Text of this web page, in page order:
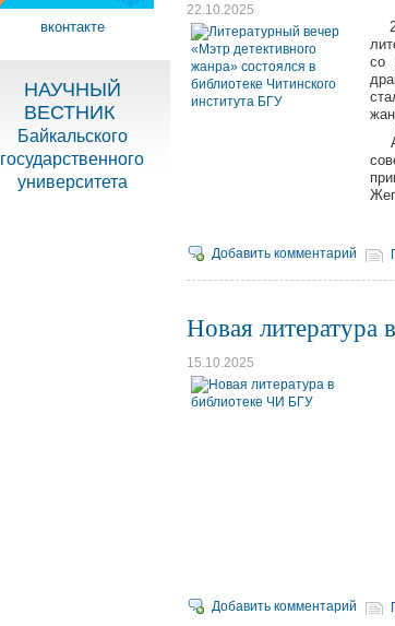
вконтакте
НАУЧНЫЙ
ВЕСТНИК
Байкальского
государственного
университета
22.10.2025
со
Добавить комментарий
Новая литература
15.10.2025
Добавить комментарий